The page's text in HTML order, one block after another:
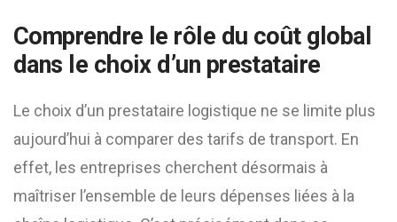
Comprendre le rôle du coût global
dans le choix d’un prestataire
Le choix d’un prestataire logistique ne se limite plus
aujourd’hui à comparer des tarifs de transport. En
effet, les entreprises cherchent désormais à
maîtriser l’ensemble de leurs dépenses liées à la